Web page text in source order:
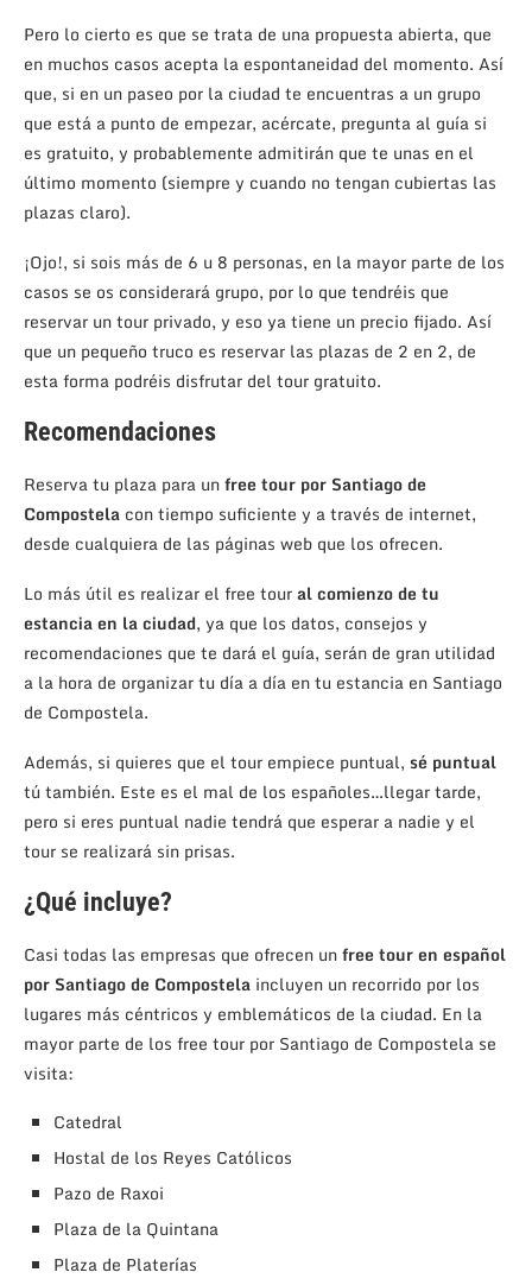
Pero lo cierto es que se trata de una propuesta abierta, que
en muchos casos acepta la espontaneidad del momento. Así
que, si en un paseo por la ciudad te encuentras a un grupo
que está a punto de empezar, acércate, pregunta al guía si
es gratuito, y probablemente admitirán que te unas en el
último momento (siempre y cuando no tengan cubiertas las
plazas claro).
¡Ojo!, si sois más de 6 u 8 personas, en la mayor parte de los
casos se os considerará grupo, por lo que tendréis que
reservar un tour privado, y eso ya tiene un precio fijado. Así
que un pequeño truco es reservar las plazas de 2 en 2, de
esta forma podréis disfrutar del tour gratuito.
Recomendaciones
Reserva tu plaza para unfree tour por Santiago de
Compostela con tiempo suficiente y a través de internet,
desde cualquiera de las páginas web que los ofrecen.
Lo más útil es realizar el free toural comienzo de tu
estancia en la ciudad, ya que los datos, consejos y
recomendaciones que te dará el guía, serán de gran utilidad
a la hora de organizar tu día a día en tu estancia en Santiago
de Compostela.
Además, si quieres que el tour empiece puntual, sé puntual
tú también. Este es el mal de los españoles…llegar tarde,
pero si eres puntual nadie tendrá que esperar a nadie y el
tour se realizará sin prisas.
¿Qué incluye?
Casi todas las empresas que ofrecen unfree tour en español
por Santiago de Compostela incluyen un recorrido por los
lugares más céntricos y emblemáticos de la ciudad. En la
mayor parte de los free tour por Santiago de Compostela se
visita:
Catedral
Hostal de los Reyes Católicos
Pazo de Raxoi
Plaza de la Quintana
Plaza de Platerías